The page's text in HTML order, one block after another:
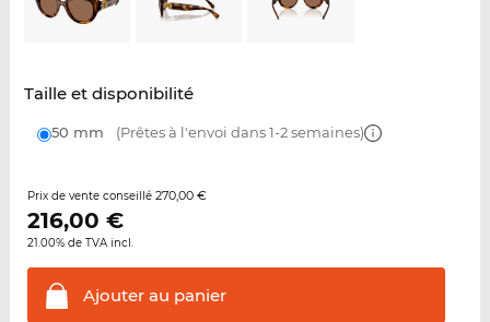
Taille et disponibilité
50 mm (Prêtes à l'envoi dans 1-2 semaines)
Prix de vente conseillé 270,00 €
216,00 €
21.00% de TVA incl.
Ajouter au panier